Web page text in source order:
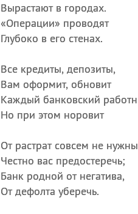
Вырастают в городах.
«Операции» проводят
Глубоко в его стенах.
Все кредиты, депозиты,
Вам оформит, обновит
Каждый банковский
Но при этом норовит
От растрат совсем не
Честно вас предостеречь;
Банк родной от негатива,
От дефолта уберечь.